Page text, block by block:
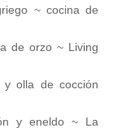
~ cocina de
de orzo ~ Living
y olla de cocción
y eneldo ~ La